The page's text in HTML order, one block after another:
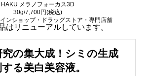
HAKU メラノフォーカス3D
30g/7,700円(税込)
ンショップ・ドラッグストア・専門店舗
はリニューアルしています。
の集大成！シミの生成
る美白美容液。